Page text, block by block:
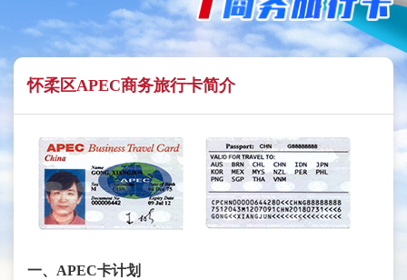
怀柔区APEC商务旅行卡简介
一、APEC卡计划